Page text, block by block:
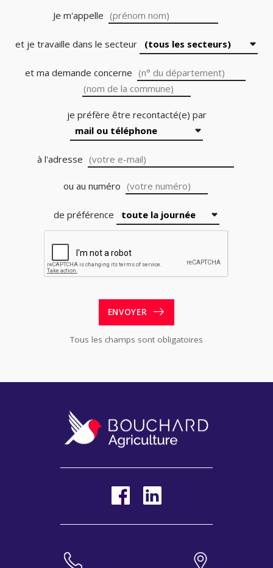
Je m'appelle
et je travaille dans le secteur
et ma demande concerne
je préfère être recontacté(e) par
à l'adresse
au numéro
de préférence
ENVOYER
Tous les champs sont obligatoires